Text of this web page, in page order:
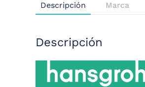
Descripción Marca
Descripción